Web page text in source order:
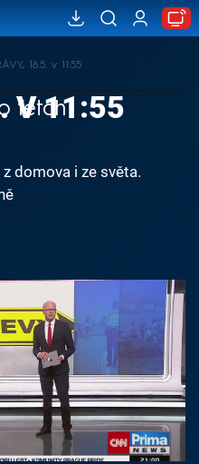
18.5. v 11:55
fetch
V 11:55
domova i ze světa.